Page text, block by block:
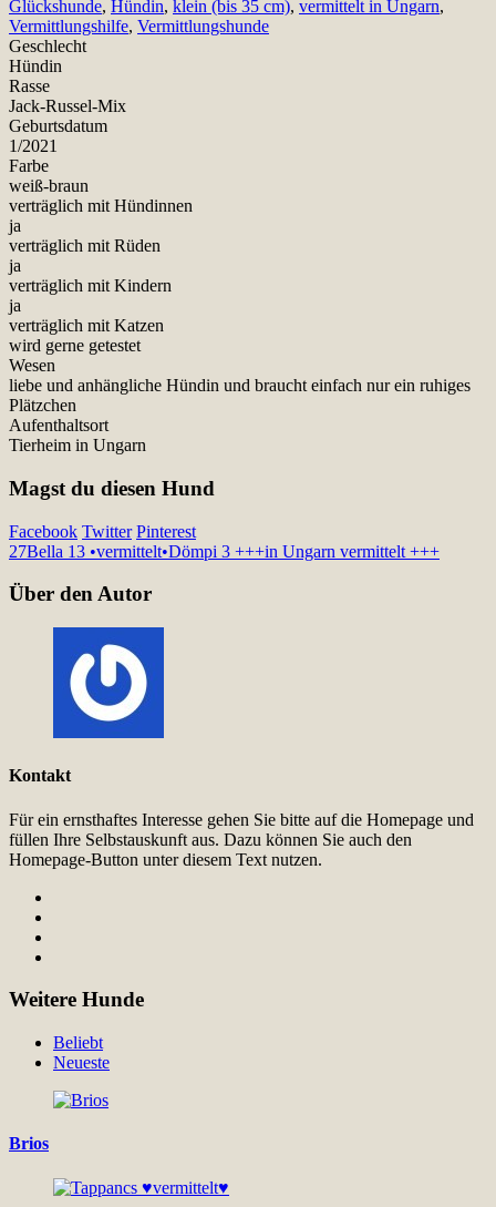
Glückshunde, Hündin, klein (bis 35 cm), vermittelt in Ungarn,
Vermittlungshilfe, Vermittlungshunde
Geschlecht
Hündin
Rasse
Jack-Russel-Mix
Geburtsdatum
1/2021
Farbe
weiß-braun
verträglich mit Hündinnen
ja
verträglich mit Rüden
ja
verträglich mit Kindern
ja
verträglich mit Katzen
wird gerne getestet
Wesen
liebe und anhängliche Hündin und braucht einfach nur ein ruhiges
Plätzchen
Aufenthaltsort
Tierheim in Ungarn
Magst du diesen Hund
Facebook Twitter Pinterest
27Bella 13 •vermittelt•Dömpi 3 +++in Ungarn vermittelt +++
Über den Autor
Kontakt
Für ein ernsthaftes Interesse gehen Sie bitte auf die Homepage und
füllen Ihre Selbstauskunft aus. Dazu können Sie auch den
Homepage-Button unter diesem Text nutzen.
Weitere Hunde
Beliebt
Neueste
Brios